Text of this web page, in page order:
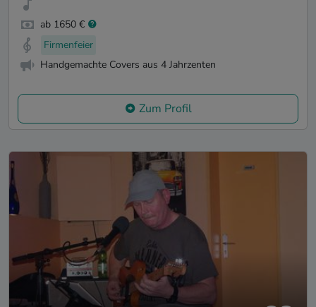
ab 1650 €
Firmenfeier
Handgemachte Covers aus 4 Jahrzenten
Zum Profil